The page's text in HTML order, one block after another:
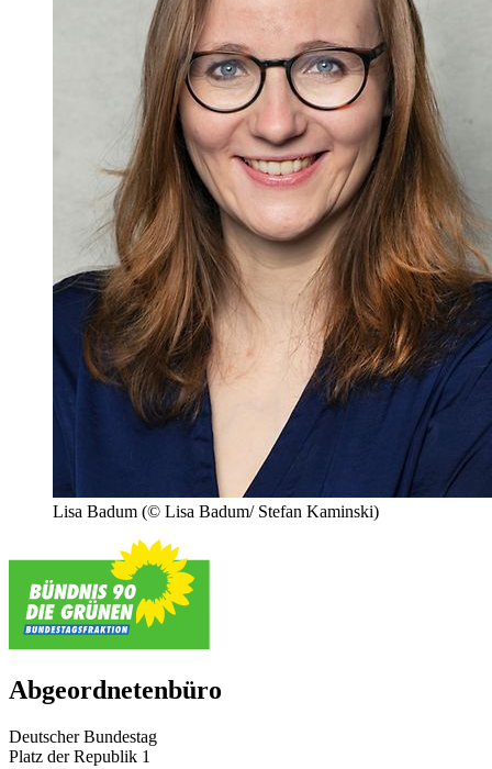
Lisa Badum (© Lisa Badum/ Stefan Kaminski)
Abgeordnetenbüro
Deutscher Bundestag
Platz der Republik 1